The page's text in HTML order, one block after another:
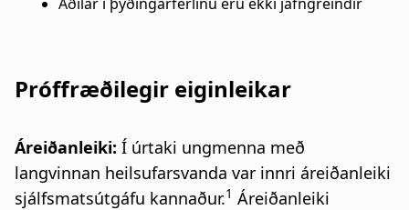
Próffræðilegir eiginleikar
Áreiðanleiki: Í úrtaki ungmenna með
langvinnan heilsufarsvanda var innri áreiðanleiki
sjálfsmatsútgáfu kannaður.1 Áreiðanleiki